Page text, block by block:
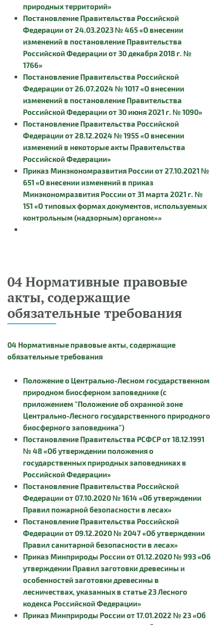
природных территорий»
Постановление Правительства Российской
Федерации от 24.03.2023 № 465 «О внесении
изменений в постановление Правительства
Российской Федерации от 30 декабря 2018 г. №
1766»
Постановление Правительства Российской
Федерации от 26.07.2024 № 1017 «О внесении
изменений в постановление Правительства
Российской Федерации от 30 июня 2021 г. № 1090»
Постановление Правительства Российской
Федерации от 28.12.2024 № 1955 «О внесении
изменений в некоторые акты Правительства
Российской Федерации»
Приказ Минэкономразвития России от 27.10.2021 №
651 «О внесении изменений в приказ
Минэкономразвития России от 31 марта 2021 г. №
151 «О типовых формах документов, используемых
контрольным (надзорным) органом»»
04 Нормативные правовые
акты, содержащие
обязательные требования
04 Нормативные правовые акты, содержащие
обязательные требования
Положение о Центрально-Лесном государственном
природном биосферном заповеднике (с
приложением "Положение об охранной зоне
Центрально-Лесного государственного природного
биосферного заповедника")
Постановление Правительства РСФСР от 18.12.1991
№ 48 «Об утверждении положения о
государственных природных заповедниках в
Российской Федерации»
Постановление Правительства Российской
Федерации от 07.10.2020 № 1614 «Об утверждении
Правил пожарной безопасности в лесах»
Постановление Правительства Российской
Федерации от 09.12.2020 № 2047 «Об утверждении
Правил санитарной безопасности в лесах»
Приказ Минприроды России от 01.12.2020 № 993 «Об
утверждении Правил заготовки древесины и
особенностей заготовки древесины в
лесничествах, указанных в статье 23 Лесного
кодекса Российской Федерации»
Приказ Минприроды России от 17.01.2022 № 23 «Об